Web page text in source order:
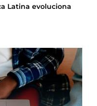
Latina evoluciona